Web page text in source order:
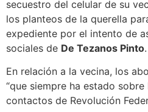
secuestro del celular de su
los planteos de la querella
expediente por el intento de
sociales de De Tezanos Pinto.
En relación a la vecina, los
“que siempre ha estado
contactos de Revolución